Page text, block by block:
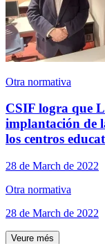
Otra normativa
CSIF logra que
implantación de
los centros
28 de March de 2022
Otra normativa
28 de March de 2022
Veure més